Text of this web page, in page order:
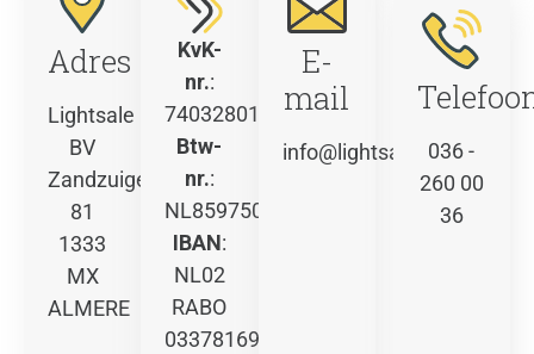
Adres
Lightsale
BV
Zandzuigerstraat
81
1333
MX
ALMERE
KvK-
nr.:
74032801
Btw-
nr.:
NL859750371B01
IBAN:
NL02
RABO
0337816972
E-
mail
info@lightsale.nl036 -
260 00
36